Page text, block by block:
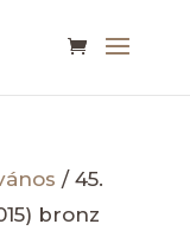
/ 45.
bronz